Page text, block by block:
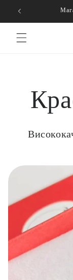
съдържанието
.